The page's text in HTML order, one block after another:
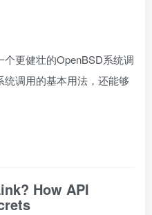
更健壮的OpenBSD系统调
调用的基本用法，还能够
How API